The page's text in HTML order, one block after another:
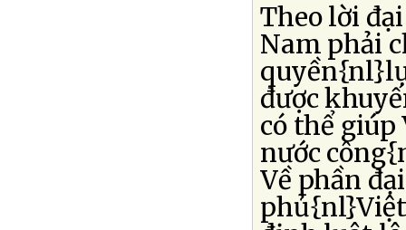
Theo lời
Nam phải
được
có thể
nước
Về phần